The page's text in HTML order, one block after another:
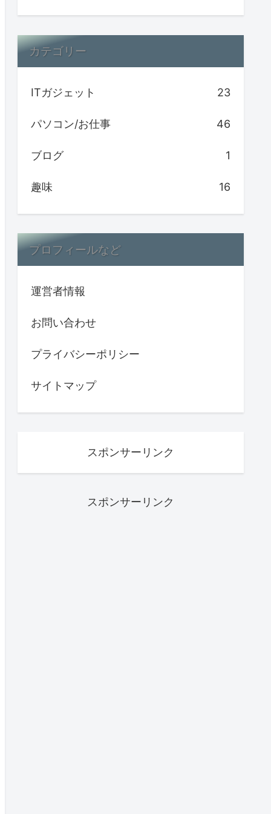
カテゴリー
ITガジェット 23
パソコン/お仕事 46
ブログ 1
趣味 16
プロフィールなど
運営者情報
お問い合わせ
プライバシーポリシー
サイトマップ
スポンサーリンク
スポンサーリンク